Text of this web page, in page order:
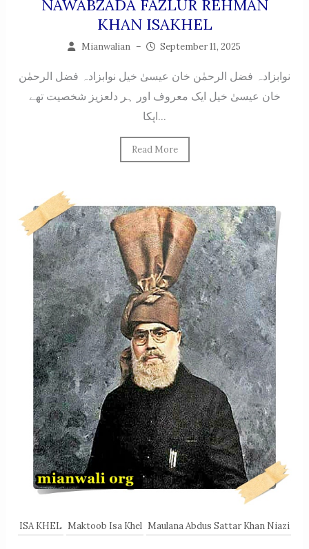
NAWABZADA FAZLUR REHMAN
KHAN ISAKHEL
Mianwalian – September 11, 2025
نوابزادہ فضل الرحمٰن خان عیسیٰ خیل نوابزادہ فضل الرحمٰن
خان عیسیٰ خیل ایک معروف اور ہر دلعزیز شخصیت تھے
اپکا...
Read More
ISA KHEL Maktoob Isa Khel Maulana Abdus Sattar Khan Niazi